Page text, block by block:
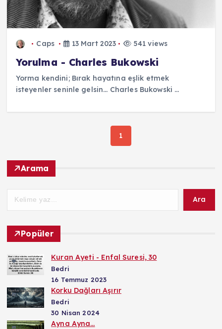
Caps 13 Mart 2023 541 views
Yorulma - Charles Bukowski
Yorma kendini; Bırak hayatına eşlik etmek
isteyenler seninle gelsin... Charles Bukowski ...
1
Arama
Ara
Popüler
Kuran Ayeti - Enfal Suresi, 30
Bedri
16 Temmuz 2023
Korku Dağları Aşırır
Bedri
30 Nisan 2024
Ayna Ayna…